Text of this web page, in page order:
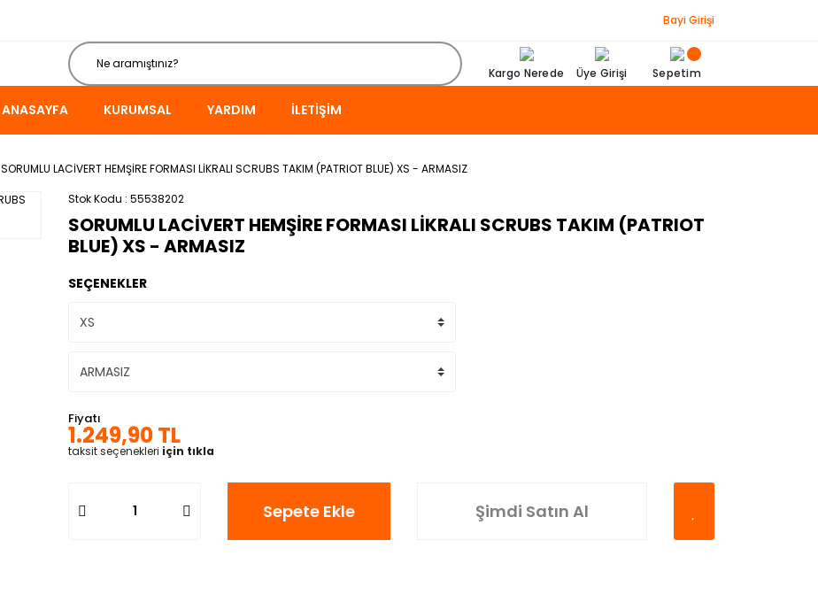
Bayi Girişi
Kargo Nerede Üye Girişi Sepetim
ANASAYFA KURUMSAL YARDIM İLETIŞIM
SORUMLU LACİVERT HEMŞİRE FORMASI LİKRALI SCRUBS TAKIM (PATRIOT BLUE) XS - ARMASIZ
Stok Kodu 55538202
SORUMLU LACİVERT HEMŞİRE FORMASI LİKRALI SCRUBS TAKIM (PATRIOT
BLUE) XS - ARMASIZ
SEÇENEKLER
Fiyatı
1.249,90 TL
taksit seçenekleri için tıkla
Sepete Ekle Şimdi Satın Al